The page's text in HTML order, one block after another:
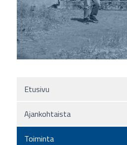
Etusivu
Ajankohtaista
Toiminta